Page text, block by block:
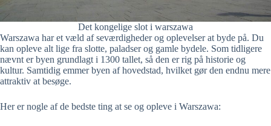
Det kongelige slot i warszawa
Warszawa har et væld af seværdigheder og oplevelser at byde på. Du
kan opleve alt lige fra slotte, paladser og gamle bydele. Som tidligere
nævnt er byen grundlagt i 1300 tallet, så den er rig på historie og
kultur. Samtidig emmer byen af hovedstad, hvilket gør den endnu mere
attraktiv at besøge.
Her er nogle af de bedste ting at se og opleve i Warszawa: